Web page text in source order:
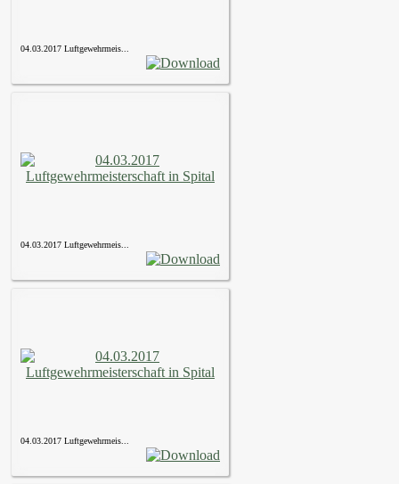
04.03.2017 Luftgewehrmeis...
04.03.2017 Luftgewehrmeis...
04.03.2017 Luftgewehrmeis...